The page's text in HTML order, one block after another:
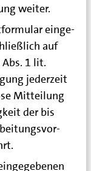
weiter.
ein­ge­
auf
1 lit.
jeder­zeit
Mit­tei­lung
der bis